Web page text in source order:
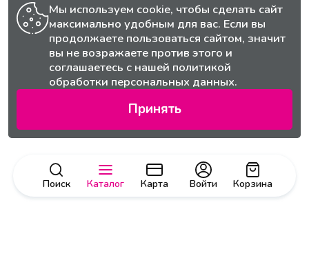
Поиск Каталог Карта Корзина
Войти
Мы используем cookie, чтобы сделать сайт
максимально удобным для вас. Если вы
продолжаете пользоваться сайтом, значит
вы не возражаете против этого и
соглашаетесь с нашей политикой
обработки персональных данных.
Принять